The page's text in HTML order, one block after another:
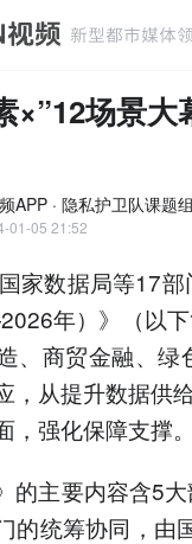
×”12场景
APP · 隐私护卫队课题组
01-05 21:52
家数据局等17
年）》（以
、商贸金融、
，从提升数据供
，强化保障支撑。
的主要内容含5
的统筹协同，由